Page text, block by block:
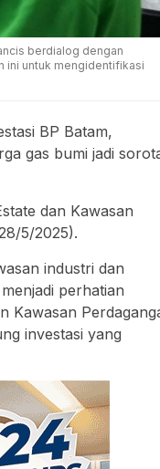
berdialog dengan
ini untuk mengidentifikasi
BP Batam,
gas bumi jadi
dan Kawasan
5/2025).
industri dan
perhatian
Kawasan
investasi yang